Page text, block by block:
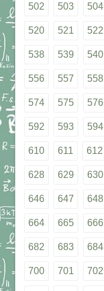
502 503 504
520 521 522
538 539 540
556 557 558
574 575 576
592 593 594
610 611 612
628 629 630
646 647 648
664 665 666
682 683 684
700 701 702